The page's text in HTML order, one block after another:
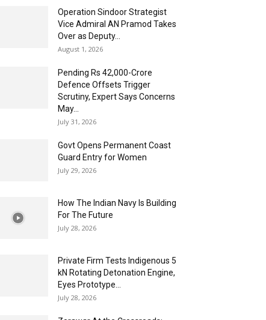
Operation Sindoor Strategist
Vice Admiral AN Pramod Takes
Over as Deputy...
August 1, 2026
Pending Rs 42,000-Crore
Defence Offsets Trigger
Scrutiny, Expert Says Concerns
May...
July 31, 2026
Govt Opens Permanent Coast
Guard Entry for Women
July 29, 2026
How The Indian Navy Is Building
For The Future
July 28, 2026
Private Firm Tests Indigenous 5
kN Rotating Detonation Engine,
Eyes Prototype...
July 28, 2026